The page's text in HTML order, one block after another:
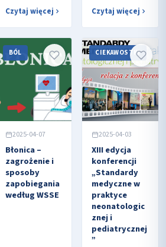
Czytaj więcej Czytaj więcej
BÓL
2025-04-07
Błonica –
zagrożenie i
sposoby
zapobiegania
według WSSE
CIEKAWOSTKI
2025-04-03
XIII edycja
konferencji
„Standardy
medyczne w
praktyce
neonatologic
znej i
pediatrycznej
”